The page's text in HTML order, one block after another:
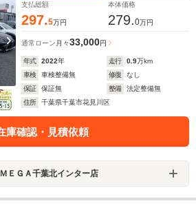
支払総額
297.5万円
本体価格
279.0万円
通常ローン 月々33,000円
年式 2022年 走行 0.9万km
車検
車検整備無 修復
なし
保証
保証無 整備
法定整備無
住所
千葉県千葉市花見川区
庫確認・見積依頼
ＥＧＡ千葉北インター店